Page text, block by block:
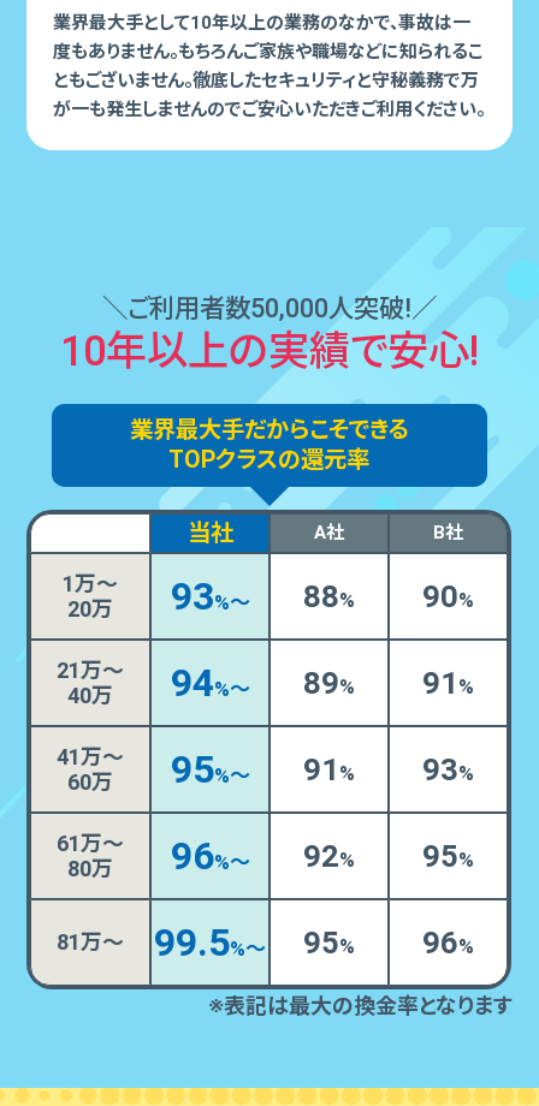
業界最⼤⼿として10年以上の業務のなかで、事故は⼀
度もありません。もちろんご家族や職場などに知られるこ
ともございません。徹底したセキュリティと守秘義務で万
が⼀も発⽣しませんのでご安⼼いただきご利⽤ください。
＼ご利⽤者数50,000⼈突破!／
10年以上の実績で安⼼!
業界最⼤⼿だからこそできる
TOPクラスの還元率
当社 A社 B社
1万～
20万
93%〜 88% 90%
21万～
40万
94%～ 89% 91 %
41万～
60万
95%〜 91 % 93%
61万～
80万
96%〜 92% 95%
81万～ 99.5%〜 95% 96%
※表記は最大の換金率となります